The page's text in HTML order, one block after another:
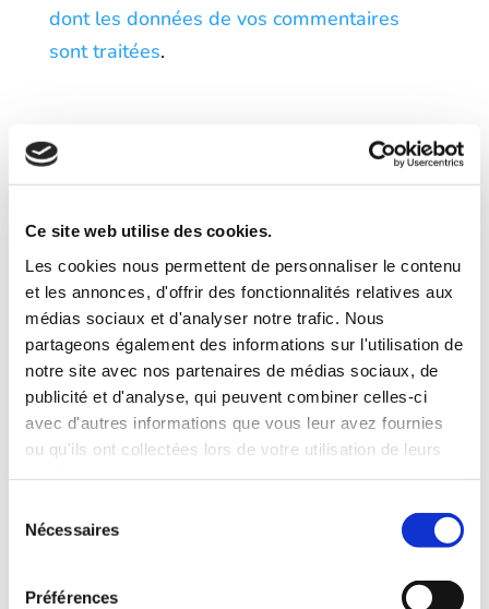
Ce site web utilise des cookies.
Les cookies nous permettent de personnaliser le contenu
et les annonces, d'offrir des fonctionnalités relatives aux
médias sociaux et d'analyser notre trafic. Nous
partageons également des informations sur l'utilisation de
notre site avec nos partenaires de médias sociaux, de
publicité et d'analyse, qui peuvent combiner celles-ci
avec d'autres informations que vous leur avez fournies
ou qu'ils ont collectées lors de votre utilisation de leurs
Nécessaires
Préférences
dont les données de vos commentaires
sont traitées.
Suivez nous
Catégories
Articles récents